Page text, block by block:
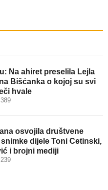
Na ahiret preselila Lejla
Bišćanka o kojoj su svi
hvale
osvojila društvene
dijele Toni Cetinski,
i brojni mediji